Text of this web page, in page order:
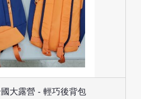
大露營 - 輕巧後背包